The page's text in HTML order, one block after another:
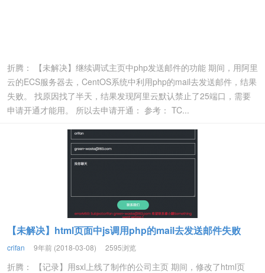
折腾： 【未解决】继续调试主页中php发送邮件的功能 期间，用阿里
云的ECS服务器去，CentOS系统中利用php的mail去发送邮件，结果
失败。 找原因找了半天，结果发现阿里云默认禁止了25端口，需要
申请开通才能用。 所以去申请开通： 参考： TC...
【未解决】html页面中js调用php的mail去发送邮件失败
crifan 9年前 (2018-03-08) 2595浏览
折腾： 【记录】用sxl上线了制作的公司主页 期间，修改了html页